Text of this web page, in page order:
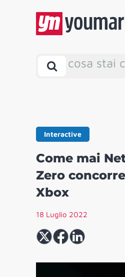
cosa stai
Interactive
Come mai
Zero
Xbox
18 Luglio 2022